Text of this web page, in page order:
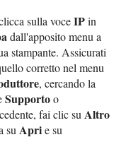
sulla voceIPin
dall'apposito menu a
stampante. Assicurati
corretto nel menu
, cercando la
Supportoo
fai clic su Altro
su Aprie su